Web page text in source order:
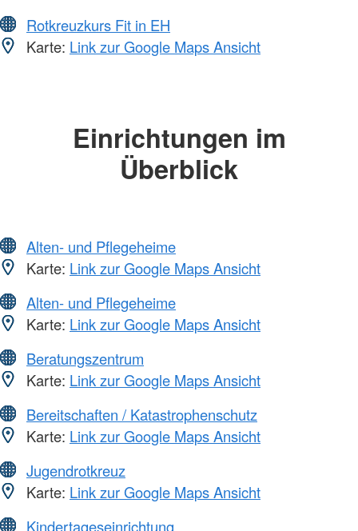
Rotkreuzkurs Fit in EH
Karte: Link zur Google Maps Ansicht
Einrichtungen im
Überblick
Alten- und Pflegeheime
Karte: Link zur Google Maps Ansicht
Alten- und Pflegeheime
Karte: Link zur Google Maps Ansicht
Beratungszentrum
Karte: Link zur Google Maps Ansicht
Bereitschaften / Katastrophenschutz
Karte: Link zur Google Maps Ansicht
Jugendrotkreuz
Karte: Link zur Google Maps Ansicht
Kindertageseinrichtung